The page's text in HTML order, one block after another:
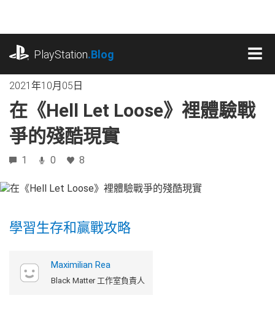
內
PlayStation.Blog
2021年10月05日
在《Hell Let Loose》裡體驗戰
爭的殘酷現實
1 0 8
學習生存和贏戰攻略
Maximilian Rea
Black Matter 工作室負責人